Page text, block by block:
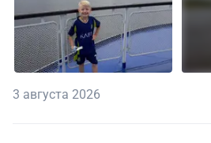
3 августа 2026